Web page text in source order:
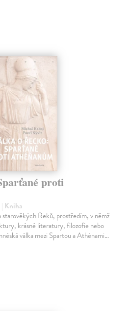
proti
| Kniha
starověkých Řeků, prostředím, v němž
krásné literatury, filozofie nebo
válka mezi Spartou a Athénami…